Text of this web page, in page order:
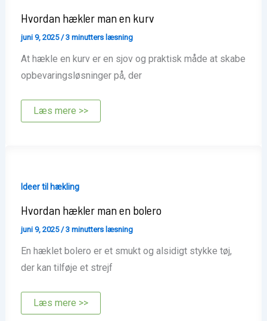
Hvordan hækler man en kurv
juni 9, 2025/3 minutters læsning
At hækle en kurv er en sjov og praktisk måde at skabe
opbevaringsløsninger på, der
Hvordan
hækler
Læs mere >>
Ideer til hækling
Hvordan hækler man en bolero
juni 9, 2025/3 minutters læsning
En hæklet bolero er et smukt og alsidigt stykke tøj,
der kan tilføje et strejf
Hvordan
hækler
Læs mere >>